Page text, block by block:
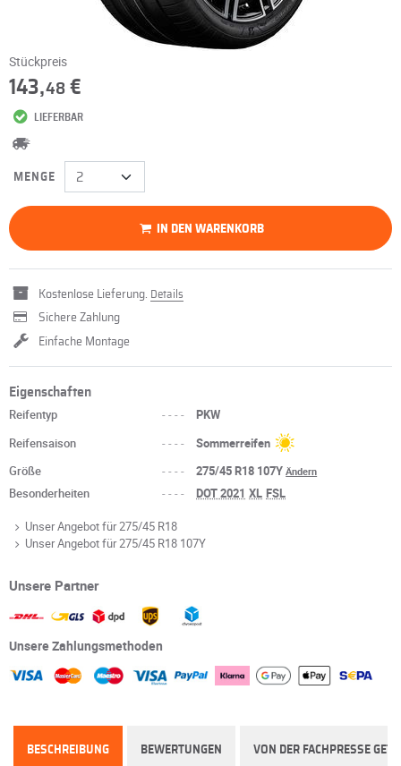
Stückpreis
143,48 €
LIEFERBAR
MENGE
IN DEN WARENKORB
Kostenlose Lieferung. Details
Sichere Zahlung
Einfache Montage
Eigenschaften
Reifentyp ----
PKW
Reifensaison
----
Sommerreifen
Größe
---- 275/45 R18 107YÄndern
Besonderheiten ---- DOT 2021 XL FSL
Unser Angebot für 275/45 R18
Unser Angebot für 275/45 R18 107Y
Unsere Partner
Unsere Zahlungsmethoden
BESCHREIBUNG BEWERTUNGEN VON DER FACHPRESSE